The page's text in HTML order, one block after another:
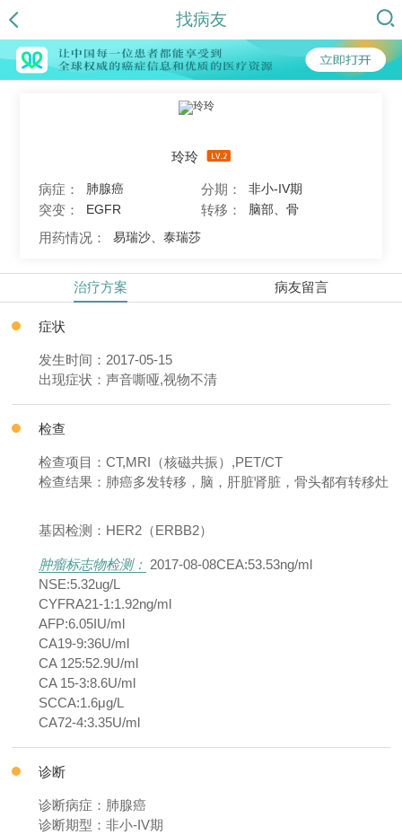
找病友
玲玲
病症： 肺腺癌 分期： 非小-IV期
突变： EGFR 转移： 脑部、骨
用药情况： 易瑞沙、泰瑞莎
治疗方案 病友留言
症状
发生时间：2017-05-15
出现症状：声音嘶哑,视物不清
检查
检查项目：CT,MRI（核磁共振）,PET/CT
检查结果：肺癌多发转移，脑，肝脏肾脏，骨头都有转移灶
基因检测：HER2（ERBB2）
肿瘤标志物检测： 2017-08-08CEA:53.53ng/ml
NSE:5.32ug/L
CYFRA21-1:1.92ng/ml
AFP:6.05IU/ml
CA19-9:36U/ml
CA 125:52.9U/ml
CA 15-3:8.6U/ml
SCCA:1.6μg/L
CA72-4:3.35U/ml
诊断
诊断病症：肺腺癌
诊断期型：非小-IV期